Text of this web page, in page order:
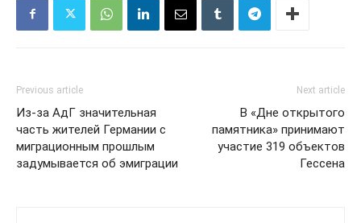
Previous article
Из-за АдГ значительная
часть жителей Германии с
миграционным прошлым
задумывается об эмиграции
Next article
В «Дне открытого
памятника» принимают
участие 319 объектов
Гессена